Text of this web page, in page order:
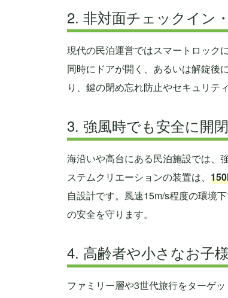
2. 非対面チェックイン
現代の民泊運営ではスマートロック
同時にドアが開く、あるいは解錠後
り、鍵の閉め忘れ防止やセキュリテ
3. 強風時でも安全に開
海沿いや高台にある民泊施設では、
ステムクリエーションの装置は、
自設計です。風速15m/s程度の環境
の安全を守ります。
4. 高齢者や小さなお子
ファミリー層や3世代旅行をターゲ